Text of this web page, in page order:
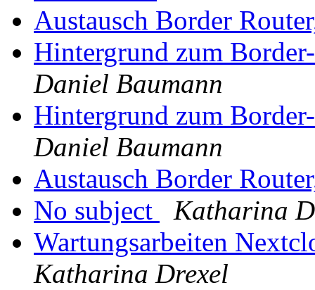
Austausch Border
Hintergrund zum
Daniel Baumann
Hintergrund zum
Daniel Baumann
Austausch Border
No subject
Katharina
Wartungsarbeiten
Katharina Drexel